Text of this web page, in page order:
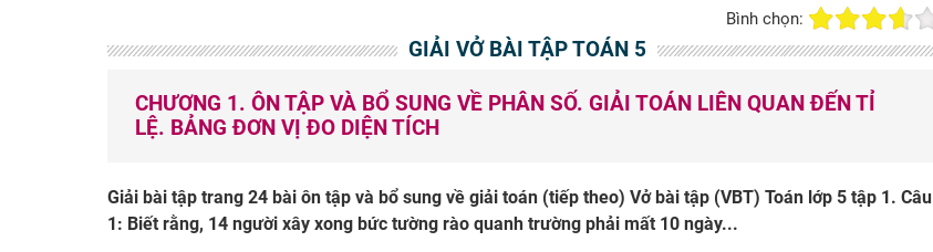
Bình chọn:
GIẢI VỞ BÀI TẬP TOÁN 5
CHƯƠNG 1. ÔN TẬP VÀ BỔ SUNG VỀ PHÂN SỐ. GIẢI TOÁN LIÊN QUAN ĐẾN TỈ
LỆ. BẢNG ĐƠN VỊ ĐO DIỆN TÍCH
Giải bài tập trang 24 bài ôn tập và bổ sung về giải toán (tiếp theo) Vở bài tập (VBT) Toán lớp 5 tập 1. Câu
1: Biết rằng, 14 người xây xong bức tường rào quanh trường phải mất 10 ngày...